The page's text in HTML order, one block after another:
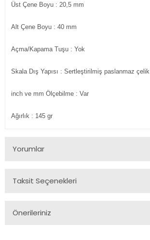
Üst Çene Boyu : 20,5 mm
Alt Çene Boyu : 40 mm
Açma/Kapama Tuşu : Yok
Skala Dış Yapısı : Sertleştirilmiş paslanmaz çelik
inch ve mm Ölçebilme : Var
Ağırlık : 145 gr
Yorumlar
Taksit Seçenekleri
Önerileriniz